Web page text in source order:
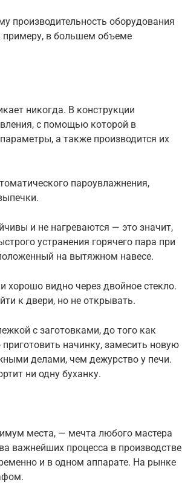
производительность оборудования
примеру, в большем объеме
никогда. В конструкции
с помощью которой в
а также производится их
пароувлажнения,
и не нагреваются — это значит,
устранения горячего пара при
на вытяжном навесе.
хорошо видно через двойное стекло.
к двери, но не открывать.
с заготовками, до того как
начинку, замесить новую
делами, чем дежурство у печи.
ни одну буханку.
места, — мечта любого мастера
важнейших процесса в производстве
и в одном аппарате. На рынке